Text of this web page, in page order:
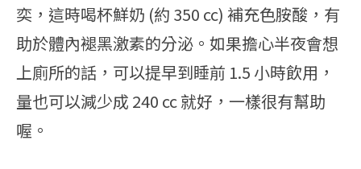
奕，這時喝杯鮮奶 (約 350 cc) 補充色胺酸，有
助於體內褪黑激素的分泌。如果擔心半夜會想
上廁所的話，可以提早到睡前 1.5 小時飲用，
量也可以減少成 240 cc 就好，一樣很有幫助
喔。